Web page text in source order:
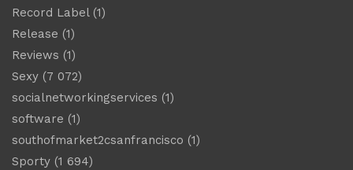
Record Label(1)
Release (1)
Reviews (1)
Sexy (7 072)
socialnetworkingservices (1)
software (1)
southofmarket2csanfrancisco (1)
Sporty (1 694)